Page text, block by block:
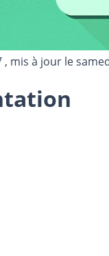
, mis à jour le